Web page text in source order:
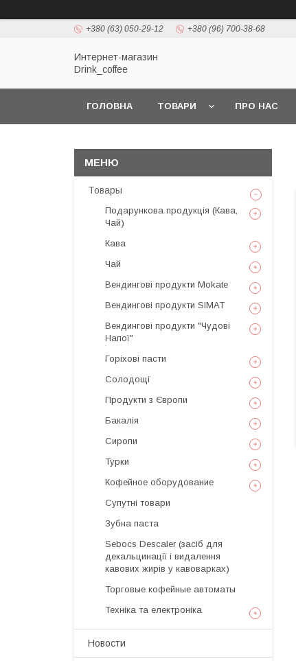
+380 (63) 050-29-12 +380 (96) 700-38-68
Интернет-магазин
Drink_coffee
ГОЛОВНА ТОВАРИ ПРО НАС
Товары
Подарункова продукція (Кава,
Чай)
Кава
Чай
Вендингові продукти Mokate
Вендингові продукти SIMAT
Вендингові продукти "Чудові
Напої"
Горіхові пасти
Солодощі
Продукти з Європи
Бакалія
Сиропи
Турки
Кофейное оборудование
Супутні товари
Зубна паста
Sebocs Descaler (засіб для
декальцинації і видалення
кавових жирів у кавоварках)
Торговые кофейные автоматы
Техніка та електроніка
Новости